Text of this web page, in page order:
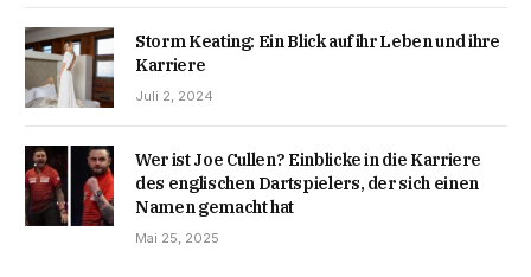
Storm Keating: Ein Blick auf ihr Leben und ihre
Karriere
Juli 2, 2024
Wer ist Joe Cullen? Einblicke in die Karriere
des englischen Dartspielers, der sich einen
Namen gemacht hat
Mai 25, 2025